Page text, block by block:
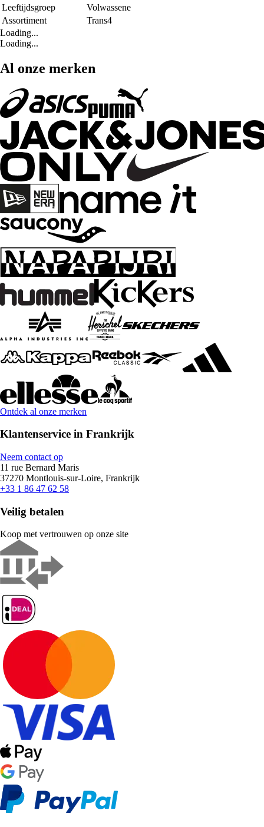
Leeftijdsgroep
Volwassene
Assortiment
Trans4
Loading...
Loading...
Al onze merken
Ontdek al onze merken
Klantenservice in Frankrijk
Neem contact op
11 rue Bernard Maris
37270 Montlouis-sur-Loire, Frankrijk
+33 1 86 47 62 58
Veilig betalen
Koop met vertrouwen op onze site